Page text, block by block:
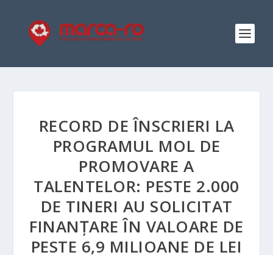
RECORD DE ÎNSCRIERI LA
PROGRAMUL MOL DE
PROMOVARE A
TALENTELOR: PESTE 2.000
DE TINERI AU SOLICITAT
FINANȚARE ÎN VALOARE DE
PESTE 6,9 MILIOANE DE LEI